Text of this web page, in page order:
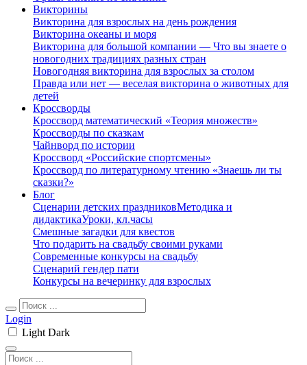
Викторины
Викторина для взрослых на день рождения
Викторина океаны и моря
Викторина для большой компании — Что вы знаете о
новогодних традициях разных стран
Новогодняя викторина для взрослых за столом
Правда или нет — веселая викторина о животных для
детей
Кроссворды
Кроссворд математический «Теория множеств»
Кроссворды по сказкам
Чайнворд по истории
Кроссворд «Российские спортсмены»
Кроссворд по литературному чтению «Знаешь ли ты
сказки?»
Блог
Сценарии детских праздниковМетодика и
дидактикаУроки, кл.часы
Смешные загадки для квестов
Что подарить на свадьбу своими руками
Современные конкурсы на свадьбу
Сценарий гендер пати
Конкурсы на вечеринку для взрослых
Login
Light Dark